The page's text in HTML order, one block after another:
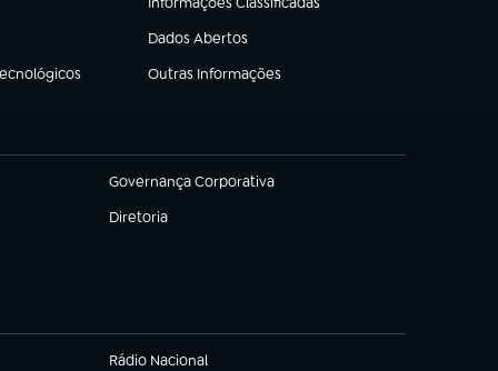
(abre em nova aba)
Dados Abertos
(abre em nova aba)
Outras Informações
(abre em nova aba)
Governança Corporativa
(abre em nova aba)
Diretoria
(abre em nova aba)
Rádio Nacional